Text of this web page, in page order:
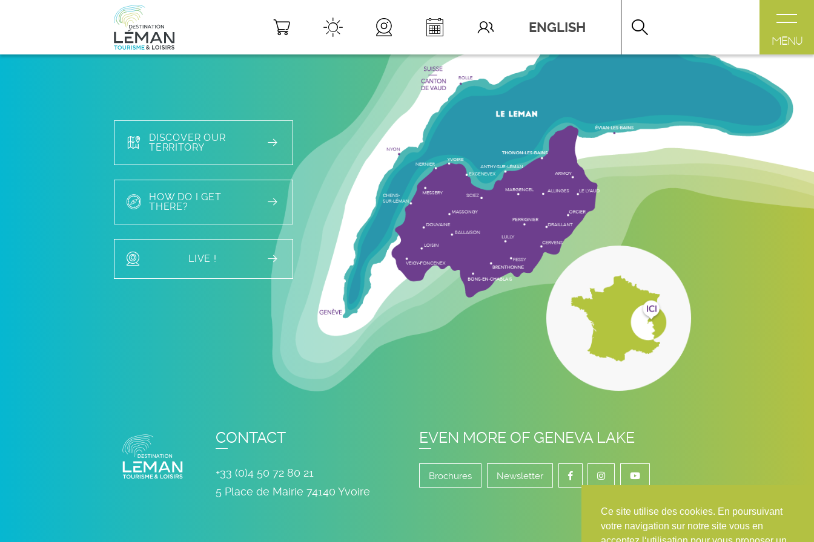
Ce site utilise des cookies. En poursuivant
votre navigation sur notre site vous en
MENU
DESTINATION LÉMAN
DISCOVER OUR
TERRITORY
HOW DO I GET
THERE?
LIVE !
CONTACT
+33 (0)4 50 72 80 21
5 Place de Mairie74140Yvoire
EVEN MORE OF GENEVA LAKE
Brochures Newsletter